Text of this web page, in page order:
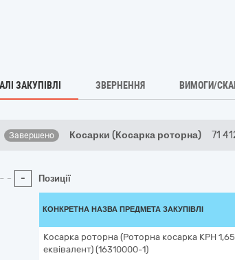
ЗАКУПІВЛІ ЗВЕРНЕННЯ ВИМОГИ/
Завершено Косарки (Косарка роторна) 71
- Позиції
КОНКРЕТНА НАЗВА ПРЕДМЕТА ЗАКУПІВЛІ
Косарка роторна (Роторна косарка КРН
еквівалент) (16310000-1)